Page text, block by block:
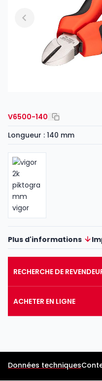
V6500-140
Longueur : 140 mm
Plus d'informations
RECHERCHE DE
ACHETER EN LIGNE
Données techniques